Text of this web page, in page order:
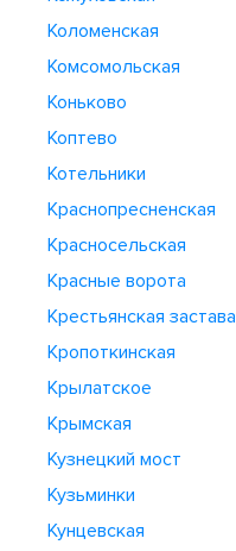
Коломенская
Комсомольская
Коньково
Коптево
Котельники
Краснопресненская
Красносельская
Красные ворота
Крестьянская застава
Кропоткинская
Крылатское
Крымская
Кузнецкий мост
Кузьминки
Кунцевская